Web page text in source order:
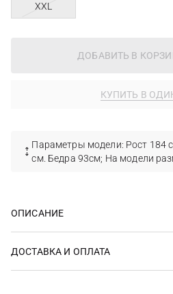
XXL
ДОБАВИТЬ В
КУПИТЬ В
Параметры модели: Рост 184
см. Бедра 93см; На модели
ОПИСАНИЕ
ДОСТАВКА И ОПЛАТА